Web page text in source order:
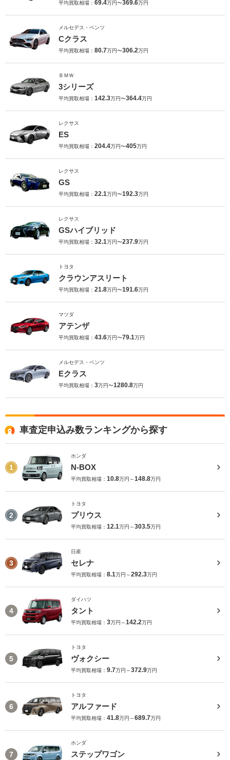
平均買取相場： 69.4万円〜369.6万円
メルセデス・ベンツ
Cクラス
平均買取相場： 80.7万円〜306.2万円
ＢＭＷ
3シリーズ
平均買取相場： 142.3万円〜364.4万円
レクサス
ES
平均買取相場： 204.4万円〜405万円
レクサス
GS
平均買取相場： 22.1万円〜192.3万円
レクサス
GSハイブリッド
平均買取相場： 32.1万円〜237.9万円
トヨタ
クラウンアスリート
平均買取相場： 21.8万円〜191.6万円
マツダ
アテンザ
平均買取相場： 43.6万円〜79.1万円
メルセデス・ベンツ
Eクラス
平均買取相場： 3万円〜1280.8万円
車査定申込み数ランキングから探す
1
ホンダ
N-BOX
平均買取相場： 10.8万円～148.8万円
2
トヨタ
プリウス
平均買取相場： 12.1万円～303.5万円
3
日産
セレナ
平均買取相場： 8.1万円～292.3万円
4
ダイハツ
タント
平均買取相場： 3万円～142.2万円
5
トヨタ
ヴォクシー
平均買取相場： 9.7万円～372.9万円
6
トヨタ
アルファード
平均買取相場： 41.8万円～689.7万円
7
ホンダ
ステップワゴン